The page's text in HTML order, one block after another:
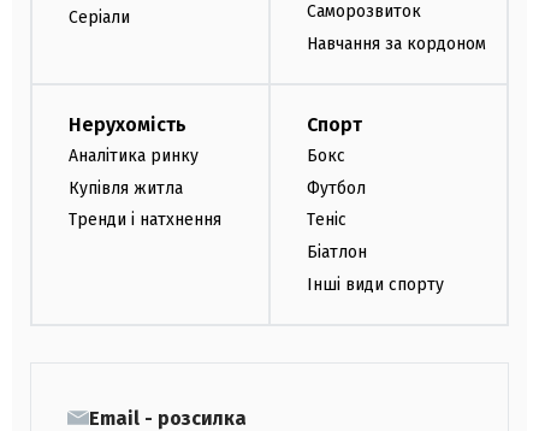
Серіали
Саморозвиток
Навчання за кордоном
Нерухомість
Аналітика ринку
Купівля житла
Тренди і натхнення
Спорт
Бокс
Футбол
Теніс
Біатлон
Інші види спорту
Email - розсилка